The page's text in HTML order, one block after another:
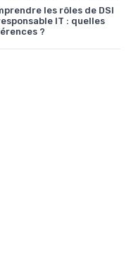
les rôles de DSI
IT : quelles
?